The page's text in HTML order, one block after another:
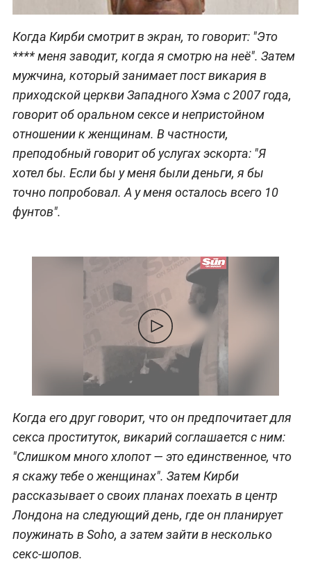
Когда Кирби смотрит в экран, то говорит: "Это
**** меня заводит, когда я смотрю на неё". Затем
мужчина, который занимает пост викария в
приходской церкви Западного Хэма с 2007 года,
говорит об оральном сексе и непристойном
отношении к женщинам. В частности,
преподобный говорит об услугах эскорта: "Я
хотел бы. Если бы у меня были деньги, я бы
точно попробовал. А у меня осталось всего 10
фунтов".
Когда его друг говорит, что он предпочитает для
секса проституток, викарий соглашается с ним:
"Слишком много хлопот — это единственное, что
я скажу тебе о женщинах". Затем Кирби
рассказывает о своих планах поехать в центр
Лондона на следующий день, где он планирует
поужинать в Soho, а затем зайти в несколько
секс-шопов.